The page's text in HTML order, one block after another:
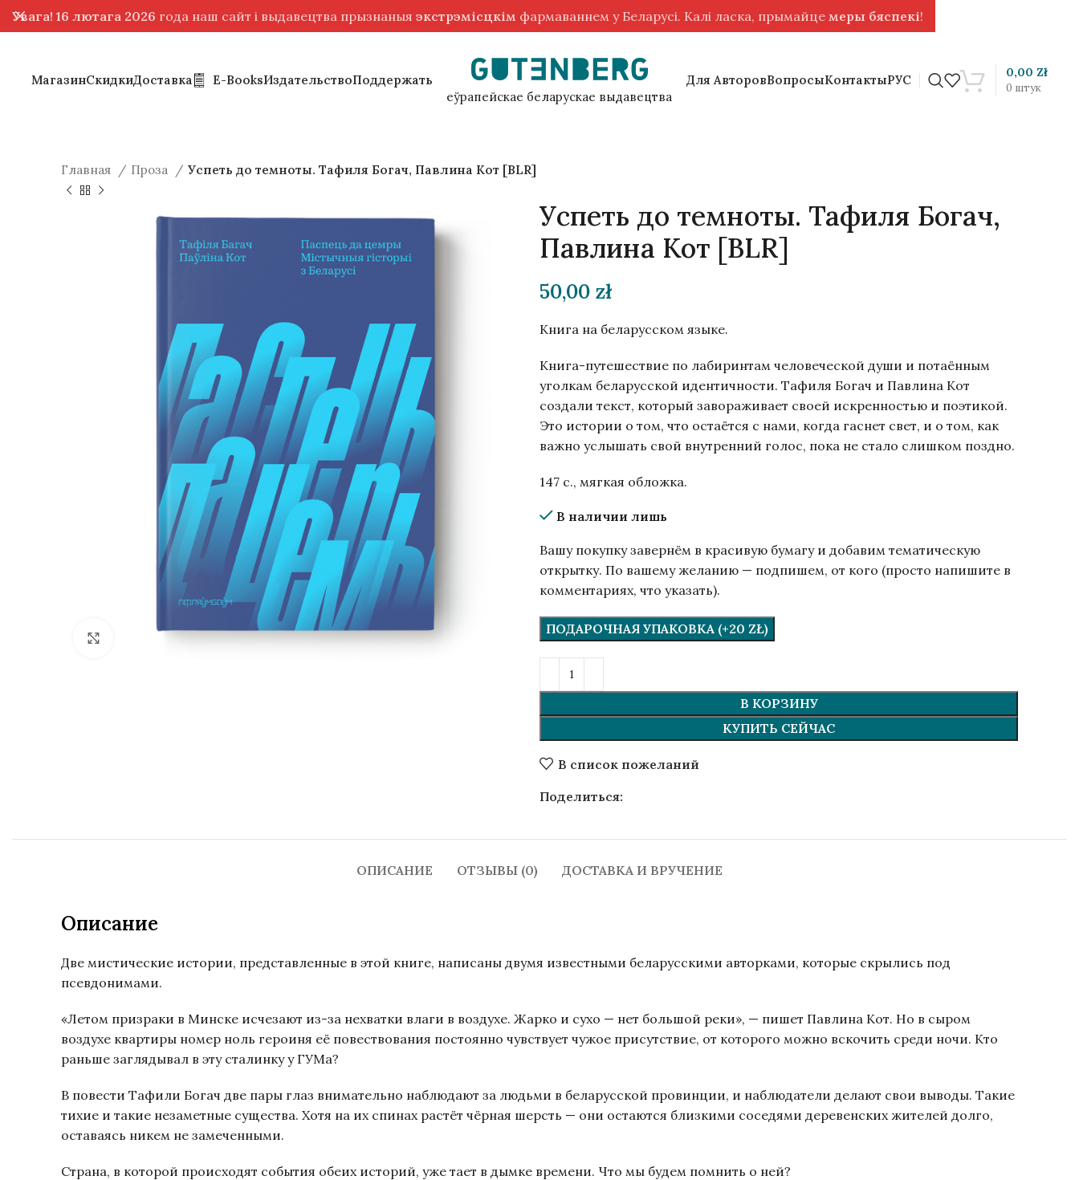
МагазинСкидкиДоставка E-BooksИздательствоПоддержать
еўрапейскае беларускае выдавецтва
Для АвторовВопросыКонтактыРУС
0 штук
0,00 Zł
Главная Проза Успеть до темноты. Тафиля Богач, Павлина Кот [BLR]
Нажмите, чтобы увеличить
Успеть до темноты. Тафиля Богач,
Павлина Кот [BLR]
50,00 zł
Книга на беларусском языке.
Книга-путешествие по лабиринтам человеческой души и потаённым
уголкам беларусской идентичности. Тафиля Богач и Павлина Кот
создали текст, который завораживает своей искренностью и поэтикой.
Это истории о том, что остаётся с нами, когда гаснет свет, и о том, как
важно услышать свой внутренний голос, пока не стало слишком поздно.
147 с., мягкая обложка.
В наличии лишь
Вашу покупку завернём в красивую бумагу и добавим тематическую
открытку. По вашему желанию — подпишем, от кого (просто напишите в
комментариях, что указать).
ПОДАРОЧНАЯ УПАКОВКА (+20 ZŁ)
В КОРЗИНУ
КУПИТЬ СЕЙЧАС
В список пожеланий
Поделиться:
ОПИСАНИЕ ОТЗЫВЫ (0) ДОСТАВКА И ВРУЧЕНИЕ
Описание
Две мистические истории, представленные в этой книге, написаны двумя известными беларусскими авторками, которые скрылись под
псевдонимами.
«Летом призраки в Минске исчезают из-за нехватки влаги в воздухе. Жарко и сухо — нет большой реки», — пишет Павлина Кот. Но в сыром
воздухе квартиры номер ноль героиня её повествования постоянно чувствует чужое присутствие, от которого можно вскочить среди ночи. Кто
раньше заглядывал в эту сталинку у ГУМа?
В повести Тафили Богач две пары глаз внимательно наблюдают за людьми в беларусской провинции, и наблюдатели делают свои выводы. Такие
тихие и такие незаметные существа. Хотя на их спинах растёт чёрная шерсть — они остаются близкими соседями деревенских жителей долго,
оставаясь никем не замеченными.
Страна, в которой происходят события обеих историй, уже тает в дымке времени. Что мы будем помнить о ней?
Увага! 16 лютага 2026 года наш сайт і выдавецтва прызнаныя экстрэмісцкім фармаваннем у Беларусі. Калі ласка, прымайце меры бяспекі!